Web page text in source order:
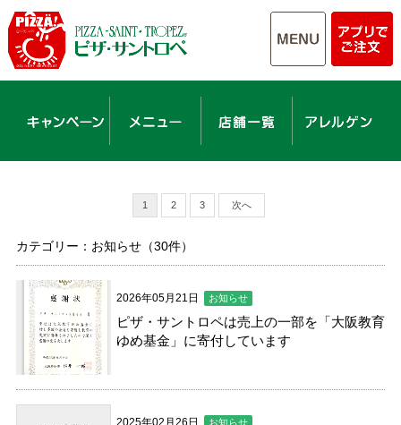
1 2 3 次へ
カテゴリー：お知らせ（30件）
2026年05月21日 お知らせ
ピザ・サントロペは売上の一部を「大阪教育
ゆめ基金」に寄付しています
お知らせ